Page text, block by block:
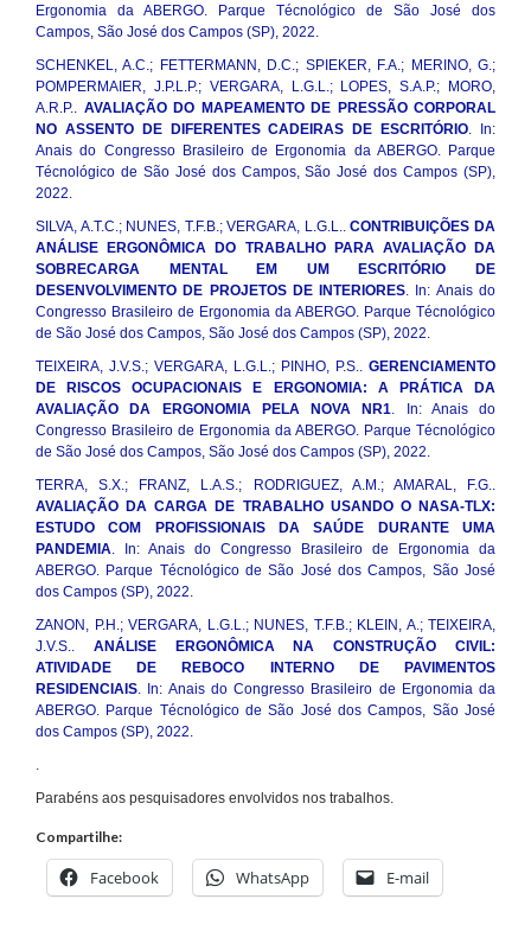
Ergonomia da ABERGO. Parque Técnológico de São José dos
Campos, São José dos Campos (SP), 2022.
SCHENKEL, A.C.; FETTERMANN, D.C.; SPIEKER, F.A.; MERINO, G.;
POMPERMAIER, J.P.L.P.; VERGARA, L.G.L.; LOPES, S.A.P.; MORO,
A.R.P.. AVALIAÇÃO DO MAPEAMENTO DE PRESSÃO CORPORAL
NO ASSENTO DE DIFERENTES CADEIRAS DE ESCRITÓRIO. In:
Anais do Congresso Brasileiro de Ergonomia da ABERGO. Parque
Técnológico de São José dos Campos, São José dos Campos (SP),
2022.
SILVA, A.T.C.; NUNES, T.F.B.; VERGARA, L.G.L..CONTRIBUIÇÕES DA
ANÁLISE ERGONÔMICA DO TRABALHO PARA AVALIAÇÃO DA
SOBRECARGA MENTAL EM UM ESCRITÓRIO DE
DESENVOLVIMENTO DE PROJETOS DE INTERIORES. In: Anais do
Congresso Brasileiro de Ergonomia da ABERGO. Parque Técnológico
de São José dos Campos, São José dos Campos (SP), 2022.
TEIXEIRA, J.V.S.; VERGARA, L.G.L.; PINHO, P.S.. GERENCIAMENTO
DE RISCOS OCUPACIONAIS E ERGONOMIA: A PRÁTICA DA
AVALIAÇÃO DA ERGONOMIA PELA NOVA NR1. In: Anais do
Congresso Brasileiro de Ergonomia da ABERGO. Parque Técnológico
de São José dos Campos, São José dos Campos (SP), 2022.
TERRA, S.X.; FRANZ, L.A.S.; RODRIGUEZ, A.M.; AMARAL, F.G..
AVALIAÇÃO DA CARGA DE TRABALHO USANDO O NASA-TLX:
ESTUDO COM PROFISSIONAIS DA SAÚDE DURANTE UMA
PANDEMIA. In: Anais do Congresso Brasileiro de Ergonomia da
ABERGO. Parque Técnológico de São José dos Campos, São José
dos Campos (SP), 2022.
ZANON, P.H.; VERGARA, L.G.L.; NUNES, T.F.B.; KLEIN, A.; TEIXEIRA,
J.V.S.. ANÁLISE ERGONÔMICA NA CONSTRUÇÃO CIVIL:
ATIVIDADE DE REBOCO INTERNO DE PAVIMENTOS
RESIDENCIAIS. In: Anais do Congresso Brasileiro de Ergonomia da
ABERGO. Parque Técnológico de São José dos Campos, São José
dos Campos (SP), 2022.
.
Parabéns aos pesquisadores envolvidos nos trabalhos.
Compartilhe:
Facebook WhatsApp E-mail